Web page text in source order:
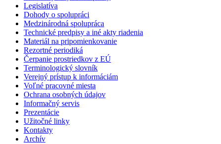
Legislatíva
Dohody o spolupráci
Medzinárodná spolupráca
Technické predpisy a iné akty riadenia
Materiál na pripomienkovanie
Rezortné periodiká
Čerpanie prostriedkov z EÚ
Terminologický slovník
Verejný prístup k informáciám
Voľné pracovné miesta
Ochrana osobných údajov
Informačný servis
Prezentácie
Užitočné linky
Kontakty
Archív